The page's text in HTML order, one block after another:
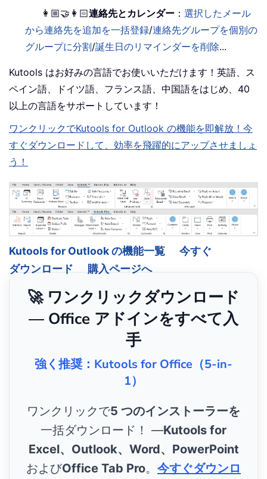
👩🏼‍🤝‍👩🏻連絡先とカレンダー ：選択したメール
から連絡先を追加を一括登録/連絡先グループを個別の
グループに分割/誕生日のリマインダーを削除...
Kutools はお好みの言語でお使いいただけます！英語、ス
ペイン語、ドイツ語、フランス語、中国語をはじめ、40
以上の言語をサポートしています！
ワンクリックでKutools for Outlook の機能を即解放！今
すぐダウンロードして、効率を飛躍的にアップさせましょ
う！
Kutools for Outlook の機能一覧
今すぐ
ダウンロード
購入ページへ
🚀 ワンクリックダウンロード
— Office アドインをすべて入
手
強く推奨：Kutools for Office（5-in-
1）
ワンクリックで5 つのインストーラーを
一括ダウンロード！ ―Kutools for
Excel、Outlook、Word、PowerPoint
およびOffice Tab Pro。 今すぐダウンロ